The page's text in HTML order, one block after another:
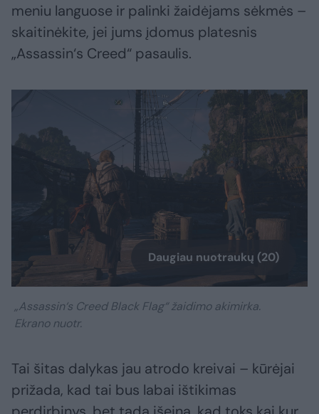
meniu languose ir palinki žaidėjams sėkmės –
skaitinėkite, jei jums įdomus platesnis
„Assassin‘s Creed“ pasaulis.
Daugiau nuotraukų (20)
„Assassin‘s Creed Black Flag“ žaidimo akimirka.
Ekrano nuotr.
Tai šitas dalykas jau atrodo kreivai – kūrėjai
prižada, kad tai bus labai ištikimas